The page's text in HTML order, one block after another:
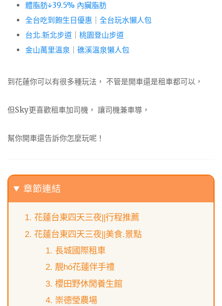
體脂肪↓39.5% 內臟脂肪
全台吃到飽生日優惠
全台玩水懶人包
台北.新北步道
桃園登山步道
金山萬里溫泉
礁溪溫泉懶人包
到花蓮你可以有很多種玩法， 不管是開車還是租車都可以，
但Sky更喜歡租車加司機， 讓司機兼車導，
幫你開車還告訴你怎麼玩呢！
章節連結
花蓮台東四天三夜||行程推薦
花蓮台東四天三夜||美食.景點
長城國際租車
靚hó花蓮伴手禮
櫻田野休閒養生館
崇德瑩農場